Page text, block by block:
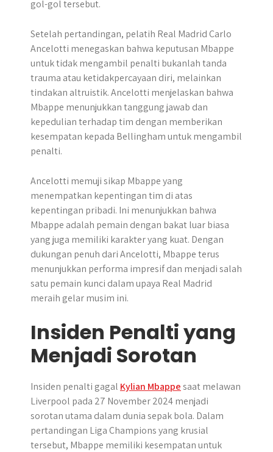
gol-gol tersebut.
Setelah pertandingan, pelatih Real Madrid Carlo
Ancelotti menegaskan bahwa keputusan Mbappe
untuk tidak mengambil penalti bukanlah tanda
trauma atau ketidakpercayaan diri, melainkan
tindakan altruistik. Ancelotti menjelaskan bahwa
Mbappe menunjukkan tanggung jawab dan
kepedulian terhadap tim dengan memberikan
kesempatan kepada Bellingham untuk mengambil
penalti.
Ancelotti memuji sikap Mbappe yang
menempatkan kepentingan tim di atas
kepentingan pribadi. Ini menunjukkan bahwa
Mbappe adalah pemain dengan bakat luar biasa
yang juga memiliki karakter yang kuat. Dengan
dukungan penuh dari Ancelotti, Mbappe terus
menunjukkan performa impresif dan menjadi salah
satu pemain kunci dalam upaya Real Madrid
meraih gelar musim ini.
Insiden Penalti yang
Menjadi Sorotan
Insiden penalti gagal Kylian Mbappesaat melawan
Liverpool pada 27 November 2024 menjadi
sorotan utama dalam dunia sepak bola. Dalam
pertandingan Liga Champions yang krusial
tersebut, Mbappe memiliki kesempatan untuk